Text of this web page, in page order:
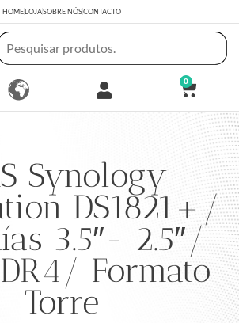
HOMELOJASOBRE NÓSCONTACTO
0
Synology
DS1821+/
3.5″- 2.5″/
Formato
Torre